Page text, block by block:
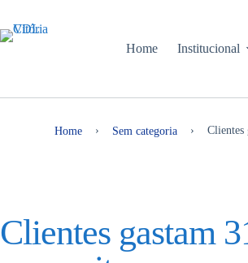
Home Institucional
Home › Sem categoria › Clientes
Clientes gastam